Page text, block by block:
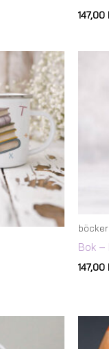
147,00
böcker
Bok –
147,00